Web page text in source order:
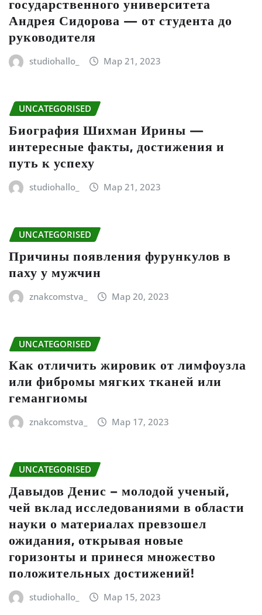
Андрея Сидорова — от студента до
руководителя
studiohallo_ Мар 21, 2023
UNCATEGORISED
Биография Шихман Ирины —
интересные факты, достижения и
путь к успеху
studiohallo_ Мар 21, 2023
UNCATEGORISED
Причины появления фурункулов в
паху у мужчин
znakcomstva_ Мар 20, 2023
UNCATEGORISED
Как отличить жировик от лимфоузла
или фибромы мягких тканей или
гемангиомы
znakcomstva_ Мар 17, 2023
UNCATEGORISED
Давыдов Денис – молодой ученый,
чей вклад исследованиями в области
науки о материалах превзошел
ожидания, открывая новые
горизонты и принеся множество
положительных достижений!
studiohallo_ Мар 15, 2023